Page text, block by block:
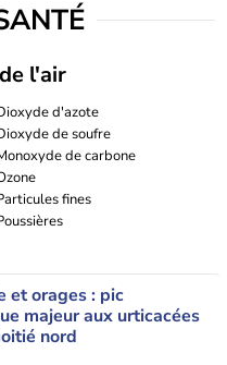
l'air
d'azote
de soufre
de carbone
fines
et orages : pic
majeur aux urticacées
nord